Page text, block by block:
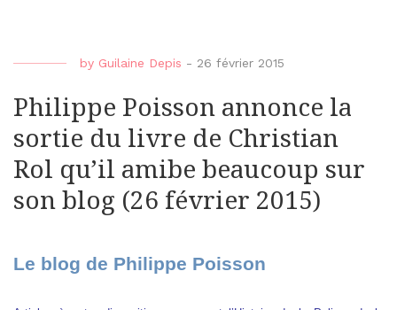
by Guilaine Depis - 26 février 2015
Philippe Poisson annonce la
sortie du livre de Christian
Rol qu’il amibe beaucoup sur
son blog (26 février 2015)
Le blog de Philippe Poisson